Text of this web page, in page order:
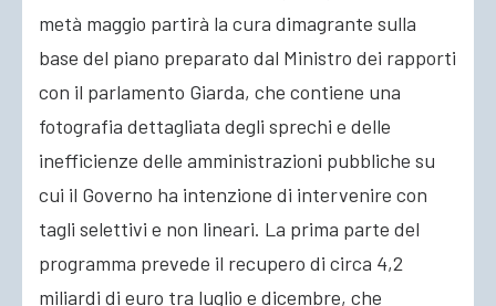
metà maggio partirà la cura dimagrante sulla
base del piano preparato dal Ministro dei rapporti
con il parlamento Giarda, che contiene una
fotografia dettagliata degli sprechi e delle
inefficienze delle amministrazioni pubbliche su
cui il Governo ha intenzione di intervenire con
tagli selettivi e non lineari. La prima parte del
programma prevede il recupero di circa 4,2
miliardi di euro tra luglio e dicembre, che